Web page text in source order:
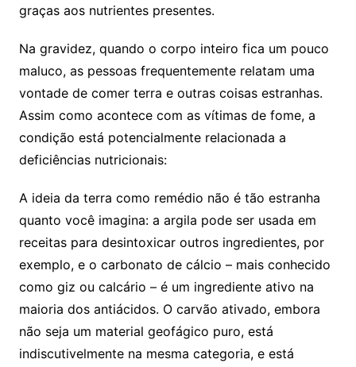
graças aos nutrientes presentes.
Na gravidez, quando o corpo inteiro fica um pouco
maluco, as pessoas frequentemente relatam uma
vontade de comer terra e outras coisas estranhas.
Assim como acontece com as vítimas de fome, a
condição está potencialmente relacionada a
deficiências nutricionais:
A ideia da terra como remédio não é tão estranha
quanto você imagina: a argila pode ser usada em
receitas para desintoxicar outros ingredientes, por
exemplo, e o carbonato de cálcio – mais conhecido
como giz ou calcário – é um ingrediente ativo na
maioria dos antiácidos. O carvão ativado, embora
não seja um material geofágico puro, está
indiscutivelmente na mesma categoria, e está